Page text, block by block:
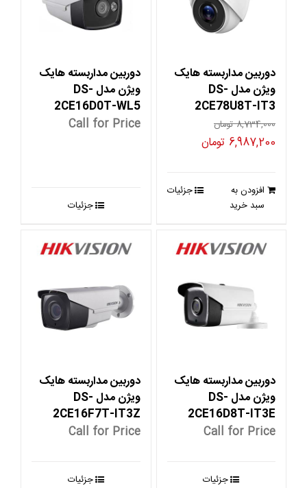
دوربین مداربسته هایک
ویژن مدل DS-
2CE78U8T-IT3
8,734,000تومان
قیمت
بود.
6,987,200 تومانقیمت
است.
افزودن به
سبد خرید
جزئیات
دوربین مداربسته هایک
ویژن مدل DS-
2CE16D0T-WL5
Call for Price
جزئیات
دوربین مداربسته هایک
ویژن مدل DS-
2CE16D8T-IT3E
Call for Price
جزئیات
دوربین مداربسته هایک
ویژن مدل DS-
2CE16F7T-IT3Z
Call for Price
جزئیات